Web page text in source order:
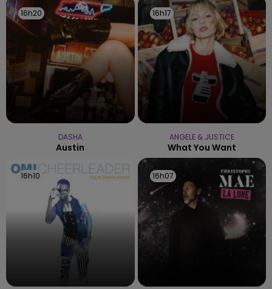
16h20
16h20
DASHA
Austin
16h17
16h17
ANGELE & JUSTICE
What You Want
16h10
16h10 16h07
16h07